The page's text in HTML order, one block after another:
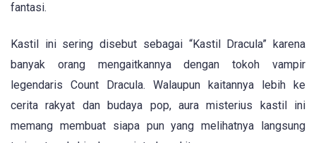
fantasi.
Kastil ini sering disebut sebagai “Kastil Dracula” karena
banyak orang mengaitkannya dengan tokoh vampir
legendaris Count Dracula. Walaupun kaitannya lebih ke
cerita rakyat dan budaya pop, aura misterius kastil ini
memang membuat siapa pun yang melihatnya langsung